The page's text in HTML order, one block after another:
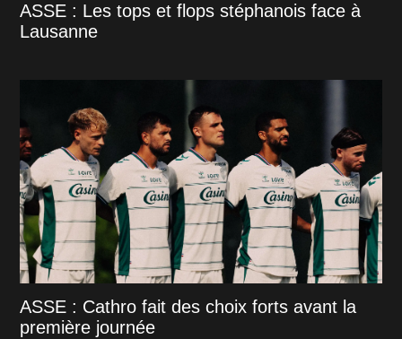
ASSE : Les tops et flops stéphanois face à
Lausanne
ASSE : Cathro fait des choix forts avant la
première journée